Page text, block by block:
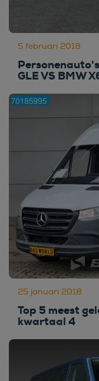
5 februari 2018
GLE VS BMW
25 januari 2018
Top 5 meest
kwartaal 4